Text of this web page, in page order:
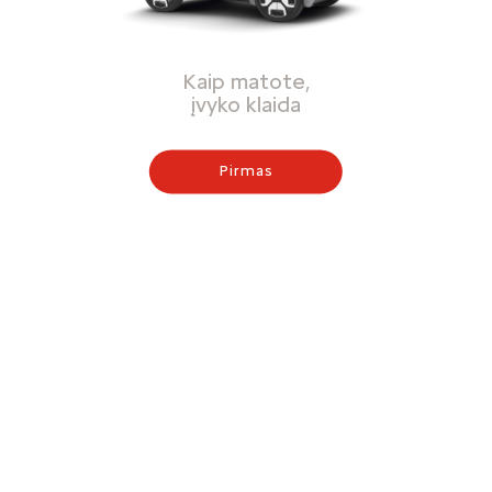
Kaip matote,
įvyko klaida
Pirmas